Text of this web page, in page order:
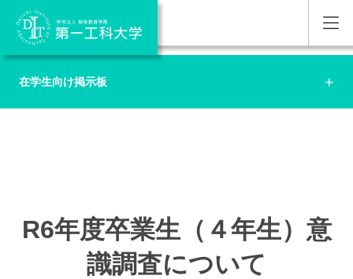
在学生向け掲示板
R6年度卒業生（４年生）意
識調査について